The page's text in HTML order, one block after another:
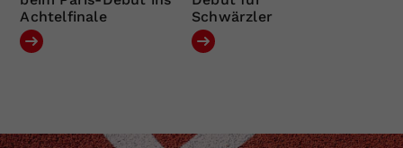
Achtelfinale
Schwärzler